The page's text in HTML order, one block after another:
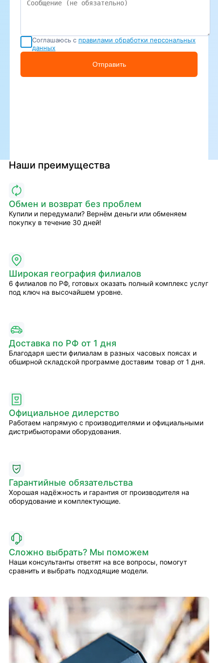
Соглашаюсь с правилами обработки персональных
данных
Отправить
Наши преимущества
Обмен и возврат без проблем
Купили и передумали? Вернём деньги или обменяем
покупку в течение 30 дней!
Широкая география филиалов
6 филиалов по РФ, готовых оказать полный комплекс услуг
под ключ на высочайшем уровне.
Доставка по РФ от 1 дня
Благодаря шести филиалам в разных часовых поясах и
обширной складской программе доставим товар от 1 дня.
Официальное дилерство
Работаем напрямую с производителями и официальными
дистрибьюторами оборудования.
Гарантийные обязательства
Хорошая надёжность и гарантия от производителя на
оборудование и комплектующие.
Сложно выбрать? Мы поможем
Наши консультанты ответят на все вопросы, помогут
сравнить и выбрать подходящие модели.